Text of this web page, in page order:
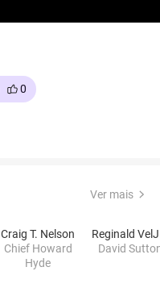
0
Ver mais
Craig T. Nelson
Chief Howard
Hyde
David